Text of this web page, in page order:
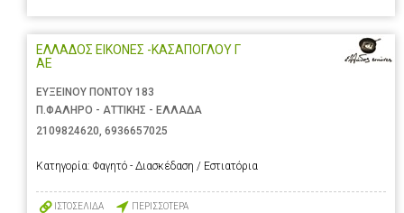
ΕΛΛΑΔΟΣ ΕΙΚΟΝΕΣ -ΚΑΣΑΠΟΓΛΟΥ Γ
ΑΕ
ΕΥΞΕΙΝΟΥ ΠΟΝΤΟΥ 183
Π.ΦΑΛΗΡΟ - ΑΤΤΙΚΗΣ - ΕΛΛΑΔΑ
2109824620, 6936657025
Κατηγορία: Φαγητό - Διασκέδαση / Εστιατόρια
ΙΣΤΟΣΕΛΙΔΑ ΠΕΡΙΣΣΟΤΕΡΑ